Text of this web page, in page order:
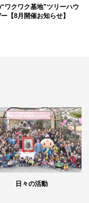
ワクワク基地”ツリーハウ
【8月開催お知らせ】
日々の活動